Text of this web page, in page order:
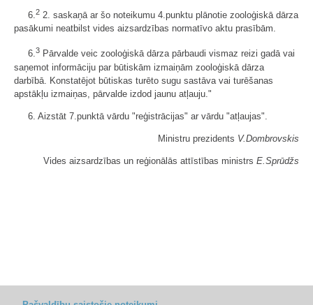
6.2 2. saskaņā ar šo noteikumu 4.punktu plānotie zooloģiskā dārza
pasākumi neatbilst vides aizsardzības normatīvo aktu prasībām.
6.3 Pārvalde veic zooloģiskā dārza pārbaudi vismaz reizi gadā vai
saņemot informāciju par būtiskām izmaiņām zooloģiskā dārza
darbībā. Konstatējot būtiskas turēto sugu sastāva vai turēšanas
apstākļu izmaiņas, pārvalde izdod jaunu atļauju."
6. Aizstāt 7.punktā vārdu "reģistrācijas" ar vārdu "atļaujas".
Ministru prezidents V.Dombrovskis
Vides aizsardzības un reģionālās attīstības ministrs E.Sprūdžs